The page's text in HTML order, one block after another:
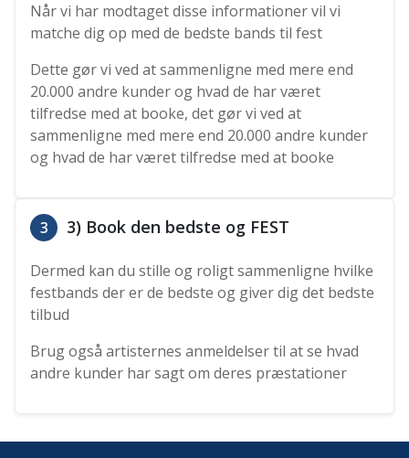
Når vi har modtaget disse informationer vil vi
matche dig op med de bedste bands til fest
Dette gør vi ved at sammenligne med mere end
20.000 andre kunder og hvad de har været
tilfredse med at booke, det gør vi ved at
sammenligne med mere end 20.000 andre kunder
og hvad de har været tilfredse med at booke
3 3) Book den bedste og FEST
Dermed kan du stille og roligt sammenligne hvilke
festbands der er de bedste og giver dig det bedste
tilbud
Brug også artisternes anmeldelser til at se hvad
andre kunder har sagt om deres præstationer